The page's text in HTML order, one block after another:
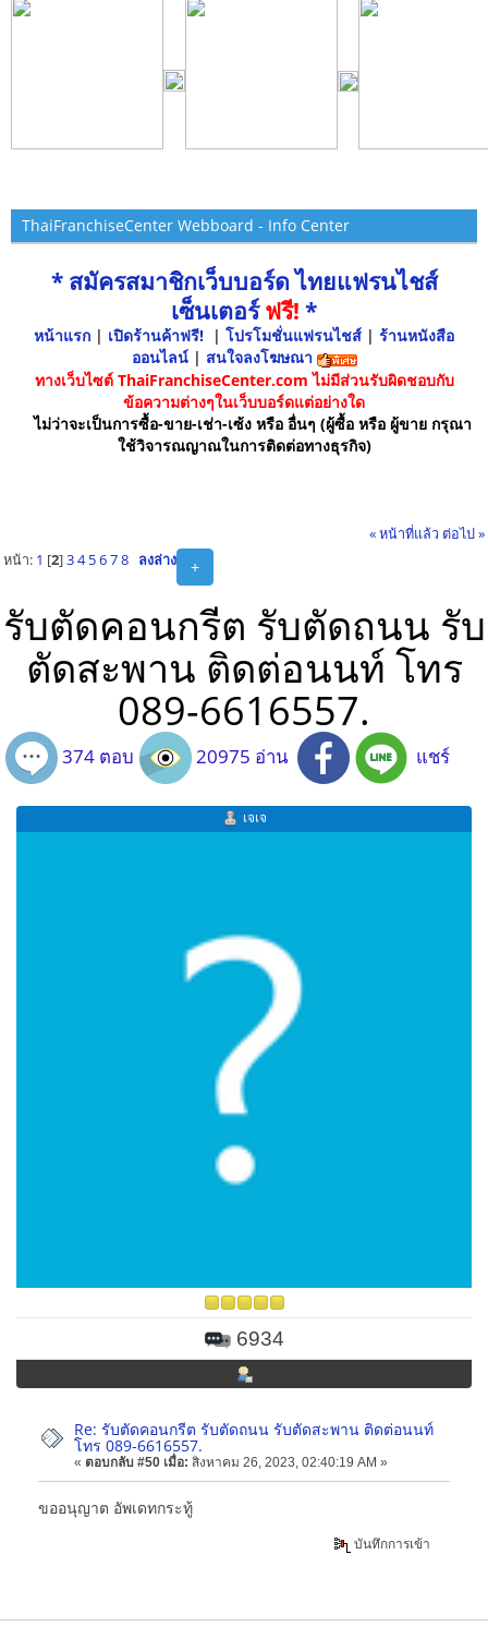
ThaiFranchiseCenter Webboard - Info Center
* สมัครสมาชิกเว็บบอร์ด ไทยแฟรนไชส์
เซ็นเตอร์ฟรี! *
หน้าแรก | เปิดร้านค้าฟรี! | โปรโมชั่นแฟรนไชส์ | ร้านหนังสือ
ออนไลน์ | สนใจลงโฆษณา
ทางเว็บไซต์ ThaiFranchiseCenter.com ไม่มีส่วนรับผิดชอบกับ
ข้อความต่างๆในเว็บบอร์ดแต่อย่างใด
ไม่ว่าจะเป็นการซื้อ-ขาย-เช่า-เซ้ง หรือ อื่นๆ (ผู้ซื้อ หรือ ผู้ขาย กรุณา
ใช้วิจารณญาณในการติดต่อทางธุรกิจ)
« หน้าที่แล้ว ต่อไป »
+
หน้า: 1 [2]3 4 5 6 7 8 ลงล่าง
รับตัดคอนกรีต รับตัดถนน รับ
ตัดสะพาน ติดต่อนนท์ โทร
089-6616557.
374 ตอบ 20975 อ่าน แชร์
เจเจ
6934
Re: รับตัดคอนกรีต รับตัดถนน รับตัดสะพาน ติดต่อนนท์
โทร 089-6616557.
« ตอบกลับ #50 เมื่อ: สิงหาคม 26, 2023, 02:40:19 AM »
ขออนุญาต อัพเดทกระทู้
บันทึกการเข้า